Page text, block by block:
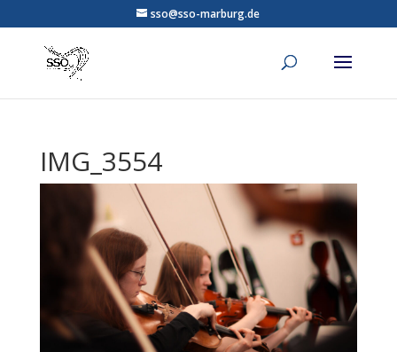
sso@sso-marburg.de
IMG_3554